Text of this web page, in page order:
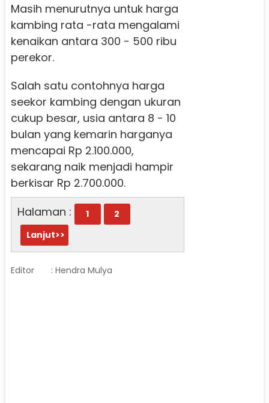
Masih menurutnya untuk harga
kambing rata -rata mengalami
kenaikan antara 300 - 500 ribu
perekor.
Salah satu contohnya harga
seekor kambing dengan ukuran
cukup besar, usia antara 8 - 10
bulan yang kemarin harganya
mencapai Rp 2.100.000,
sekarang naik menjadi hampir
berkisar Rp 2.700.000.
Halaman :
1
2
Lanjut>>
Editor : Hendra Mulya